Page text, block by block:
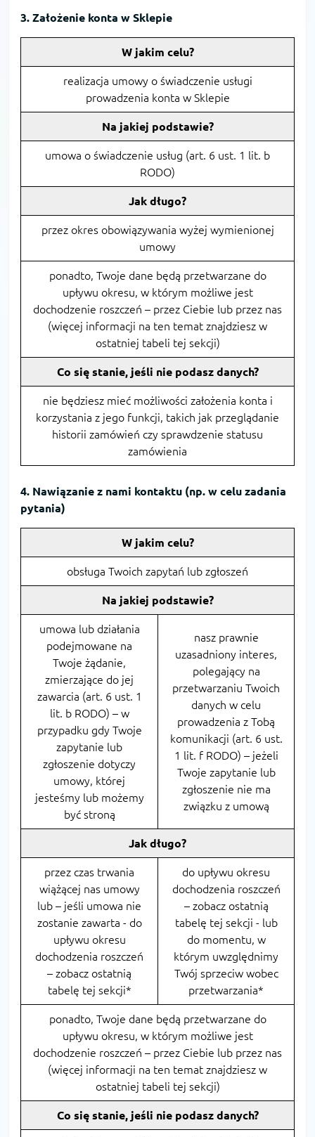
3. Założenie konta w Sklepie
W jakim celu?
realizacja umowy o świadczenie usługi
prowadzenia konta w Sklepie
Na jakiej podstawie?
umowa o świadczenie usług (art. 6 ust. 1 lit. b
RODO)
Jak długo?
przez okres obowiązywania wyżej wymienionej
umowy
ponadto, Twoje dane będą przetwarzane do
upływu okresu, w którym możliwe jest
dochodzenie roszczeń – przez Ciebie lub przez nas
(więcej informacji na ten temat znajdziesz w
ostatniej tabeli tej sekcji)
Co się stanie, jeśli nie podasz danych?
nie będziesz mieć możliwości założenia konta i
korzystania z jego funkcji, takich jak przeglądanie
historii zamówień czy sprawdzenie statusu
zamówienia
4. Nawiązanie z nami kontaktu (np. w celu zadania
pytania)
W jakim celu?
obsługa Twoich zapytań lub zgłoszeń
Na jakiej podstawie?
umowa lub działania
podejmowane na
Twoje żądanie,
zmierzające do jej
zawarcia (art. 6 ust. 1
lit. b RODO) – w
przypadku gdy Twoje
zapytanie lub
zgłoszenie dotyczy
umowy, której
jesteśmy lub możemy
być stroną
nasz prawnie
uzasadniony interes,
polegający na
przetwarzaniu Twoich
danych w celu
prowadzenia z Tobą
komunikacji (art. 6 ust.
1 lit. f RODO) – jeżeli
Twoje zapytanie lub
zgłoszenie nie ma
związku z umową
Jak długo?
przez czas trwania
wiążącej nas umowy
lub – jeśli umowa nie
zostanie zawarta - do
upływu okresu
dochodzenia roszczeń
– zobacz ostatnią
tabelę tej sekcji*
do upływu okresu
dochodzenia roszczeń
– zobacz ostatnią
tabelę tej sekcji - lub
do momentu, w
którym uwzględnimy
Twój sprzeciw wobec
przetwarzania*
ponadto, Twoje dane będą przetwarzane do
upływu okresu, w którym możliwe jest
dochodzenie roszczeń – przez Ciebie lub przez nas
(więcej informacji na ten temat znajdziesz w
ostatniej tabeli tej sekcji)
Co się stanie, jeśli nie podasz danych?